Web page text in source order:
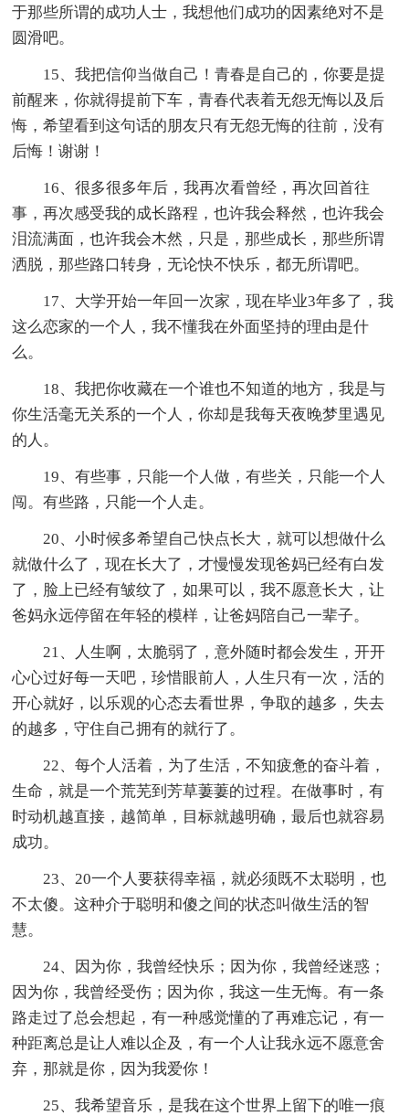
于那些所谓的成功人士，我想他们成功的因素绝对不是
圆滑吧。
15、我把信仰当做自己！青春是自己的，你要是提
前醒来，你就得提前下车，青春代表着无怨无悔以及后
悔，希望看到这句话的朋友只有无怨无悔的往前，没有
后悔！谢谢！
16、很多很多年后，我再次看曾经，再次回首往
事，再次感受我的成长路程，也许我会释然，也许我会
泪流满面，也许我会木然，只是，那些成长，那些所谓
洒脱，那些路口转身，无论快不快乐，都无所谓吧。
17、大学开始一年回一次家，现在毕业3年多了，我
这么恋家的一个人，我不懂我在外面坚持的理由是什
么。
18、我把你收藏在一个谁也不知道的地方，我是与
你生活毫无关系的一个人，你却是我每天夜晚梦里遇见
的人。
19、有些事，只能一个人做，有些关，只能一个人
闯。有些路，只能一个人走。
20、小时候多希望自己快点长大，就可以想做什么
就做什么了，现在长大了，才慢慢发现爸妈已经有白发
了，脸上已经有皱纹了，如果可以，我不愿意长大，让
爸妈永远停留在年轻的模样，让爸妈陪自己一辈子。
21、人生啊，太脆弱了，意外随时都会发生，开开
心心过好每一天吧，珍惜眼前人，人生只有一次，活的
开心就好，以乐观的心态去看世界，争取的越多，失去
的越多，守住自己拥有的就行了。
22、每个人活着，为了生活，不知疲惫的奋斗着，
生命，就是一个荒芜到芳草萋萋的过程。在做事时，有
时动机越直接，越简单，目标就越明确，最后也就容易
成功。
23、20一个人要获得幸福，就必须既不太聪明，也
不太傻。这种介于聪明和傻之间的状态叫做生活的智
慧。
24、因为你，我曾经快乐；因为你，我曾经迷惑；
因为你，我曾经受伤；因为你，我这一生无悔。有一条
路走过了总会想起，有一种感觉懂的了再难忘记，有一
种距离总是让人难以企及，有一个人让我永远不愿意舍
弃，那就是你，因为我爱你！
25、我希望音乐，是我在这个世界上留下的唯一痕